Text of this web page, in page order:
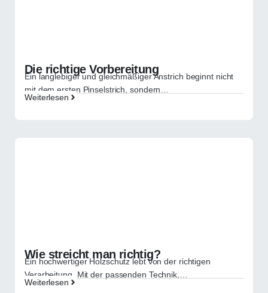
Die richtige Vorbereitung
Ein langlebiger und gleichmäßiger Anstrich beginnt nicht
mit dem ersten Pinselstrich, sondern…
Weiterlesen
Wie streicht man richtig?
Ein hochwertiger Holzschutz lebt von der richtigen
Verarbeitung. Mit der passenden Technik,…
Weiterlesen